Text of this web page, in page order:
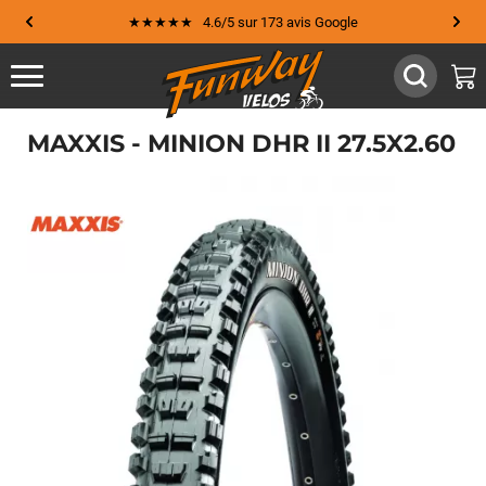
★★★★★ 4.6/5 sur 173 avis Google
MAXXIS - MINION DHR II 27.5X2.60